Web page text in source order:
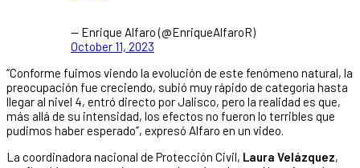
— Enrique Alfaro (@EnriqueAlfaroR)
October 11, 2023
“Conforme fuimos viendo la evolución de este fenómeno natural, la
preocupación fue creciendo, subió muy rápido de categoría hasta
llegar al nivel 4, entró directo por Jalisco, pero la realidad es que,
más allá de su intensidad, los efectos no fueron lo terribles que
pudimos haber esperado”, expresó Alfaro en un video.
La coordinadora nacional de Protección Civil, Laura Velázquez,